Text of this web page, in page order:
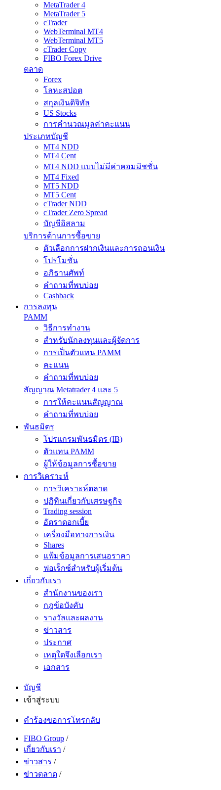
MetaTrader 4
MetaTrader 5
cTrader
WebTerminal MT4
WebTerminal MT5
cTrader Copy
FIBO Forex Drive
ตลาด
Forex
โลหะสปอต
สกุลเงินดิจิทัล
US Stocks
การคำนวณมูลค่าคะแนน
ประเภทบัญชี
MT4 NDD
MT4 Cent
MT4 NDD แบบไม่มีค่าคอมมิชชั่น
MT4 Fixed
MT5 NDD
MT5 Cent
cTrader NDD
cTrader Zero Spread
บัญชีอิสลาม
บริการด้านการซื้อขาย
ตัวเลือกการฝากเงินและการถอนเงิน
โปรโมชั่น
อภิธานศัพท์
คำถามที่พบบ่อย
Cashback
การลงทุน
PAMM
วิธีการทำงาน
สำหรับนักลงทุนและผู้จัดการ
การเป็นตัวแทน PAMM
คะแนน
คำถามที่พบบ่อย
สัญญาณ Metatrader 4 และ 5
การให้คะแนนสัญญาณ
คำถามที่พบบ่อย
พันธมิตร
โปรแกรมพันธมิตร (IB)
ตัวแทน PAMM
ผู้ให้ข้อมูลการซื้อขาย
การวิเคราะห์
การวิเคราะห์ตลาด
ปฏิทินเกี่ยวกับเศรษฐกิจ
Trading session
อัตราดอกเบี้ย
เครื่องมือทางการเงิน
Shares
แฟ้มข้อมูลการเสนอราคา
ฟอเร็กซ์สำหรับผู้เริ่มต้น
เกี่ยวกับเรา
สำนักงานของเรา
กฎข้อบังคับ
รางวัลและผลงาน
ข่าวสาร
ประกาศ
เหตุใดจึงเลือกเรา
เอกสาร
บัญชี
เข้าสู่ระบบ
คำร้องขอการโทรกลับ
FIBO Group /
เกี่ยวกับเรา /
ข่าวสาร /
ข่าวตลาด /